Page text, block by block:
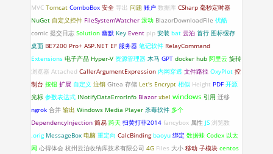
MVC Tomcat ComboBox 安全 导出 问题 账户 数据库 CSharp 毫秒定时器
NuGet 自定义控件 FileSystemWatcher 滚动 BlazorDownloadFile 优酷
comic 提交日志 Solution 幽默 Key Event pip 安装 bat 云泊 首行 图标缓存
桌面 BE7200 Pro+ ASP.NET EF 服务器 笔记软件 RelayCommand
Extensions 电子产品 Hyper-V 资源管理器 木马 GPT docker hub 阿里云 旋转
浏览器 Attached CallerArgumentExpression 内网穿透 文件路径 OxyPlot 控
制台 按钮 扩展 自定义 注销 Gitea 存储 Let's Encrypt 相似 Height PDF 开源
光标 参数表达式 INotifyDataErrorlnfo Blazor xbel windows 引用 迁移
ngrok 合并 输出 Windows Media Player 杀毒软件 多个
DependencyInjection 简易 跨天 扫黄打非2014 fancybox 属性 JS 浏览数
.orig MessageBox 电脑 重定向 CalcBinding baoyu 绑定 数据蛙 Codex 以太
网 心得体会 杭州云泊收纳库技术有限公司 4G Files 大小 移动 子模块 centos